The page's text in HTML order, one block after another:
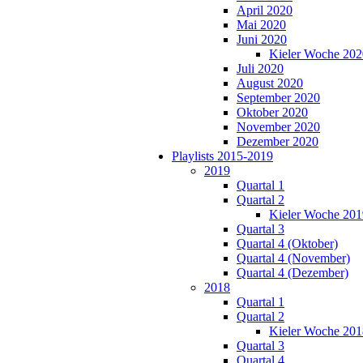
April 2020
Mai 2020
Juni 2020
Kieler Woche
Juli 2020
August 2020
September 2020
Oktober 2020
November 2020
Dezember 2020
Playlists 2015-2019
2019
Quartal 1
Quartal 2
Kieler Woche
Quartal 3
Quartal 4 (Oktober)
Quartal 4 (November)
Quartal 4 (Dezember)
2018
Quartal 1
Quartal 2
Kieler Woche
Quartal 3
Quartal 4